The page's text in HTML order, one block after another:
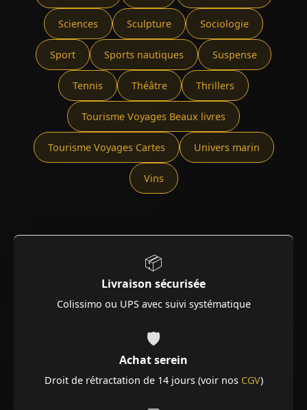
Sciences Sculpture Sociologie
Sport Sports nautiques Suspense
Tennis Théâtre Thrillers
Tourisme Voyages Beaux livres
Tourisme Voyages Cartes Univers marin
Vins
📦
Livraison sécurisée
Colissimo ou UPS avec suivi systématique
🛡️
Achat serein
Droit de rétractation de 14 jours (voir nos CGV)